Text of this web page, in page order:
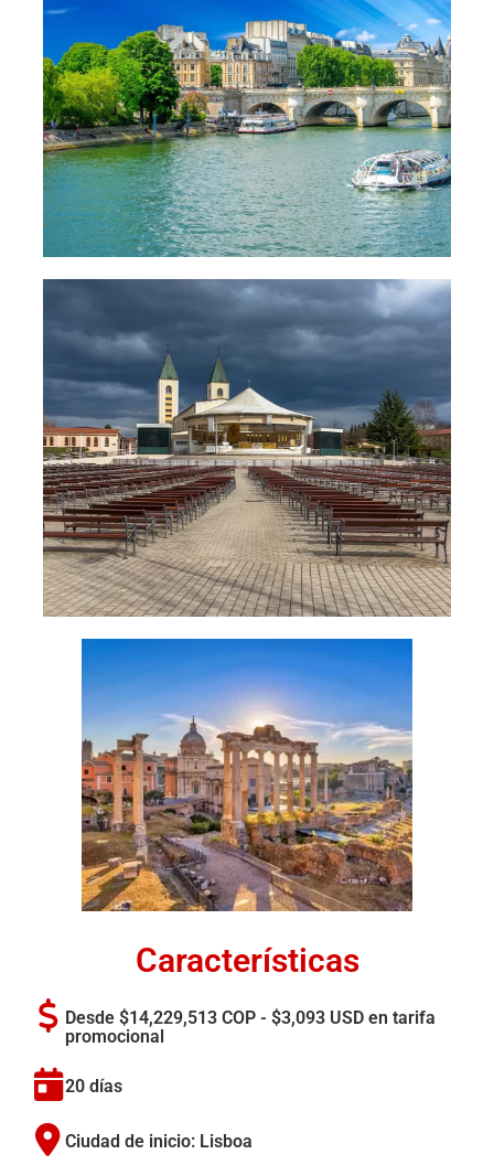
Características
Desde $14,229,513 COP - $3,093 USD en tarifa
promocional
20 días
Ciudad de inicio: Lisboa